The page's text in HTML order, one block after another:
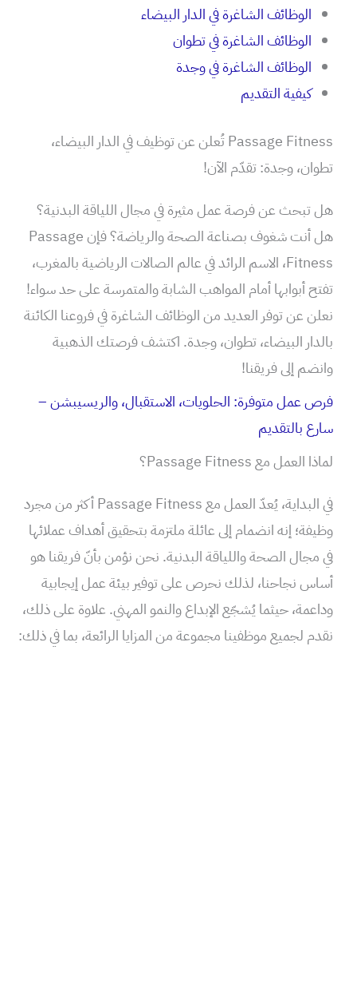
الوظائف الشاغرة في الدار البيضاء
الوظائف الشاغرة في تطوان
الوظائف الشاغرة في وجدة
كيفية التقديم
Passage Fitness تُعلن عن توظيف في الدار البيضاء،
تطوان، وجدة: تقدّم الآن!
هل تبحث عن فرصة عمل مثيرة في مجال اللياقة البدنية؟
هل أنت شغوف بصناعة الصحة والرياضة؟ فإن Passage
Fitness، الاسم الرائد في عالم الصالات الرياضية بالمغرب،
تفتح أبوابها أمام المواهب الشابة والمتمرسة على حد سواء!
نعلن عن توفر العديد من الوظائف الشاغرة في فروعنا الكائنة
بالدار البيضاء، تطوان، وجدة. اكتشف فرصتك الذهبية
وانضم إلى فريقنا!
فرص عمل متوفرة: الحلويات، الاستقبال، والريسيبشن –
سارع بالتقديم
لماذا العمل مع Passage Fitness؟
في البداية، يُعدّ العمل مع Passage Fitness أكثر من مجرد
وظيفة؛ إنه انضمام إلى عائلة ملتزمة بتحقيق أهداف عملائها
في مجال الصحة واللياقة البدنية. نحن نؤمن بأنّ فريقنا هو
أساس نجاحنا، لذلك نحرص على توفير بيئة عمل إيجابية
وداعمة، حيثما يُشجّع الإبداع والنمو المهني. علاوة على ذلك،
نقدم لجميع موظفينا مجموعة من المزايا الرائعة، بما في ذلك: